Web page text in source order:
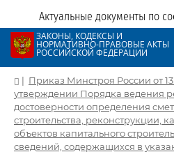
Актуальные документы по
ЗАКОНЫ, КОДЕКСЫ И
НОРМАТИВНО-ПРАВОВЫЕ АКТЫ
РОССИЙСКОЙ ФЕДЕРАЦИИ
| Приказ Минстроя России от
утверждении Порядка ведения
достоверности определения
строительства, реконструкции,
объектов капитального
сведений, содержащихся в